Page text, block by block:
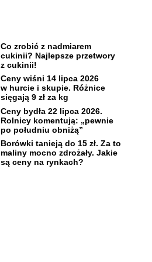
Co zrobić z nadmiarem
cukinii? Najlepsze przetwory
z cukinii!
Ceny wiśni 14 lipca 2026
w hurcie i skupie. Różnice
sięgają 9 zł za kg
Ceny bydła 22 lipca 2026.
Rolnicy komentują: „pewnie
po południu obniżą”
Borówki tanieją do 15 zł. Za to
maliny mocno zdrożały. Jakie
są ceny na rynkach?